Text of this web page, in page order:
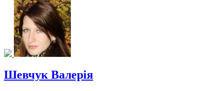
Шевчук Валерія